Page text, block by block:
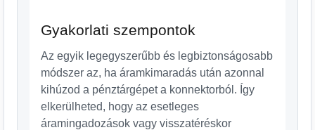
Gyakorlati szempontok
Az egyik legegyszerűbb és legbiztonságosabb
módszer az, ha áramkimaradás után azonnal
kihúzod a pénztárgépet a konnektorból. Így
elkerülheted, hogy az esetleges
áramingadozások vagy visszatéréskor